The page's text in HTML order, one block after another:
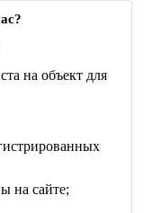
на объект для
на сайте;